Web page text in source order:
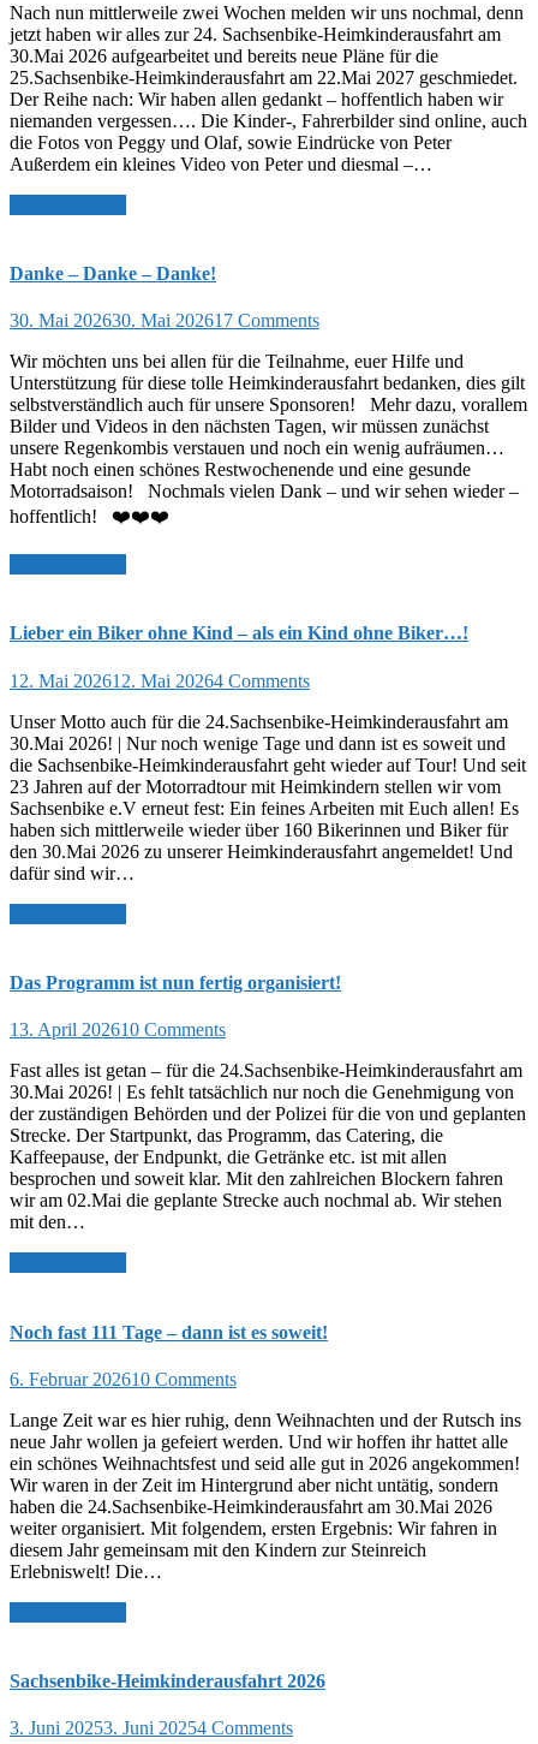
Nach nun mittlerweile zwei Wochen melden wir uns nochmal, denn
jetzt haben wir alles zur 24. Sachsenbike-Heimkinderausfahrt am
30.Mai 2026 aufgearbeitet und bereits neue Pläne für die
25.Sachsenbike-Heimkinderausfahrt am 22.Mai 2027 geschmiedet.
Der Reihe nach: Wir haben allen gedankt – hoffentlich haben wir
niemanden vergessen…. Die Kinder-, Fahrerbilder sind online, auch
die Fotos von Peggy und Olaf, sowie Eindrücke von Peter
Außerdem ein kleines Video von Peter und diesmal –…
Danke – Danke – Danke!
30. Mai 202630. Mai 202617 Comments
Wir möchten uns bei allen für die Teilnahme, euer Hilfe und
Unterstützung für diese tolle Heimkinderausfahrt bedanken, dies gilt
selbstverständlich auch für unsere Sponsoren! Mehr dazu, vorallem
Bilder und Videos in den nächsten Tagen, wir müssen zunächst
unsere Regenkombis verstauen und noch ein wenig aufräumen…
Habt noch einen schönes Restwochenende und eine gesunde
Motorradsaison! Nochmals vielen Dank – und wir sehen wieder –
hoffentlich! ❤️❤️❤️
Lieber ein Biker ohne Kind – als ein Kind ohne Biker…!
12. Mai 202612. Mai 20264 Comments
Unser Motto auch für die 24.Sachsenbike-Heimkinderausfahrt am
30.Mai 2026! | Nur noch wenige Tage und dann ist es soweit und
die Sachsenbike-Heimkinderausfahrt geht wieder auf Tour! Und seit
23 Jahren auf der Motorradtour mit Heimkindern stellen wir vom
Sachsenbike e.V erneut fest: Ein feines Arbeiten mit Euch allen! Es
haben sich mittlerweile wieder über 160 Bikerinnen und Biker für
den 30.Mai 2026 zu unserer Heimkinderausfahrt angemeldet! Und
dafür sind wir…
Das Programm ist nun fertig organisiert!
13. April 202610 Comments
Fast alles ist getan – für die 24.Sachsenbike-Heimkinderausfahrt am
30.Mai 2026! | Es fehlt tatsächlich nur noch die Genehmigung von
der zuständigen Behörden und der Polizei für die von und geplanten
Strecke. Der Startpunkt, das Programm, das Catering, die
Kaffeepause, der Endpunkt, die Getränke etc. ist mit allen
besprochen und soweit klar. Mit den zahlreichen Blockern fahren
wir am 02.Mai die geplante Strecke auch nochmal ab. Wir stehen
mit den…
Noch fast 111 Tage – dann ist es soweit!
6. Februar 202610 Comments
Lange Zeit war es hier ruhig, denn Weihnachten und der Rutsch ins
neue Jahr wollen ja gefeiert werden. Und wir hoffen ihr hattet alle
ein schönes Weihnachtsfest und seid alle gut in 2026 angekommen!
Wir waren in der Zeit im Hintergrund aber nicht untätig, sondern
haben die 24.Sachsenbike-Heimkinderausfahrt am 30.Mai 2026
weiter organisiert. Mit folgendem, ersten Ergebnis: Wir fahren in
diesem Jahr gemeinsam mit den Kindern zur Steinreich
Erlebniswelt! Die…
Sachsenbike-Heimkinderausfahrt 2026
3. Juni 20253. Juni 20254 Comments